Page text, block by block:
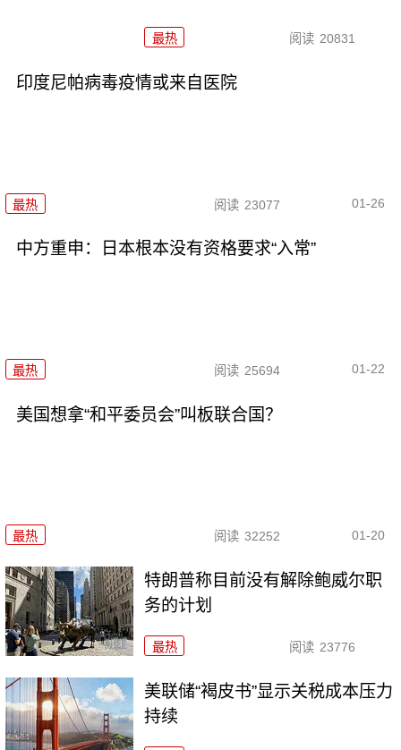
最热 阅读 20831
印度尼帕病毒疫情或来自医院
最热 阅读 23077 01-26
中方重申：日本根本没有资格要求“入常”
最热 阅读 25694 01-22
美国想拿“和平委员会”叫板联合国？
最热 阅读 32252 01-20
特朗普称目前没有解除鲍威尔职
务的计划
最热 阅读 23776
美联储“褐皮书”显示关税成本压力
持续